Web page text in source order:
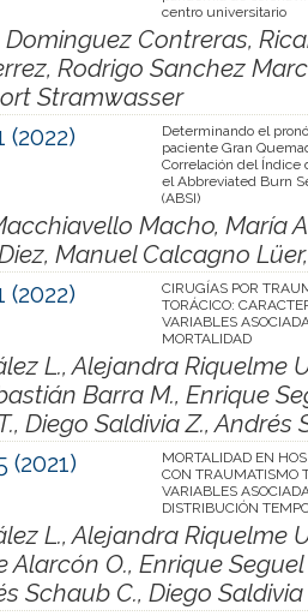
centro universitario
Contreras,
Rodrigo Sanchez
Stramwasser
(2022)
Determinando el
paciente Gran
Correlación del Índice
el Abbreviated Burn
(ABSI)
Macho, María
Manuel Calcagno
(2022)
CIRUGÍAS POR
TORÁCICO:
VARIABLES
MORTALIDAD
L., Alejandra Riquelme
Barra M., Enrique
Diego Saldivia Z., Andrés
(2021)
MORTALIDAD EN
CON TRAUMATISMO
VARIABLES
DISTRIBUCIÓN
L., Alejandra Riquelme
Alarcón O., Enrique
Schaub C., Diego